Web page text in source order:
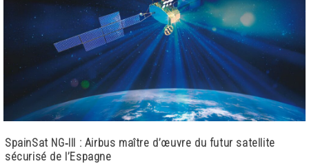
SpainSat NG‑III : Airbus maître d’œuvre du futur satellite
sécurisé de l’Espagne